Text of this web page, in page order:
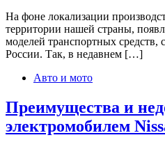
На фоне локализации
территории нашей страны,
моделей транспортных средств,
России. Так, в недавнем […]
Авто и мото
Преимущества и
электромобилем